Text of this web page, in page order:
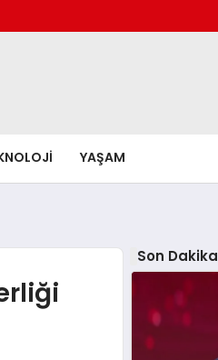
YAŞAM
Son Dakika